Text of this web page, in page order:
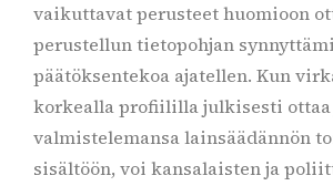
vaikuttavat perusteet huomioon
perustellun tietopohjan
päätöksentekoa ajatellen. Kun
korkealla profiililla julkisesti
valmistelemansa lainsäädännön
sisältöön, voi kansalaisten ja